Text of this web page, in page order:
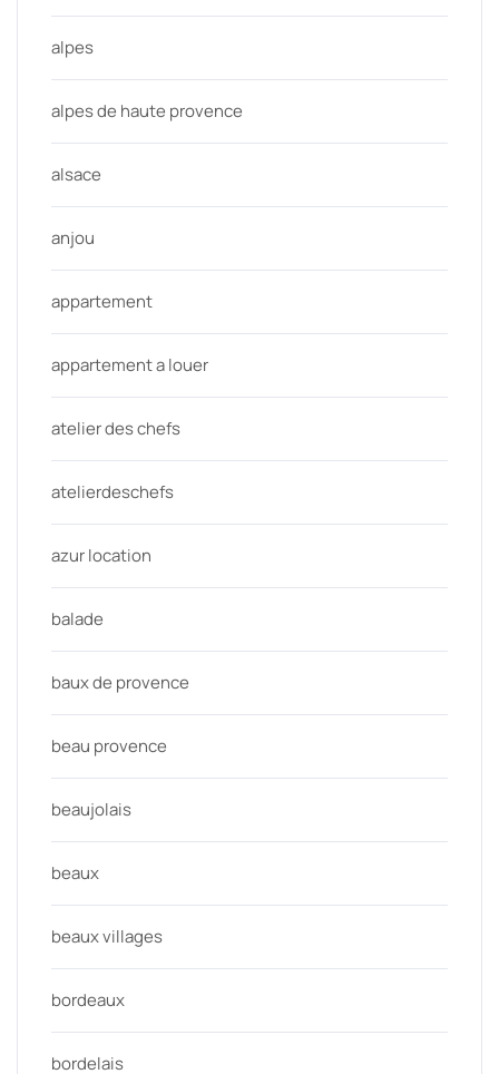
alpes
alpes de haute provence
alsace
anjou
appartement
appartement a louer
atelier des chefs
atelierdeschefs
azur location
balade
baux de provence
beau provence
beaujolais
beaux
beaux villages
bordeaux
bordelais